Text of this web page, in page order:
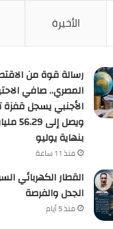
الأخيرة
رسالة قوة من
المصري.. صافي
الأجنبي يسجل قفزة
ويصل إلى
بنهاية يوليو
منذ 11 ساعة
القطار الكهربائي
الجدل والفرصة
منذ 5 أيام